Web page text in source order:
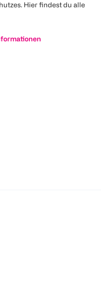
Hier findest du alle